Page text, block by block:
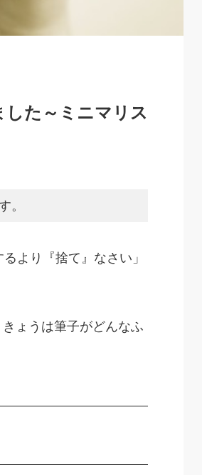
た～ミニマリス
。
より『捨て』なさい」
ょうは筆子がどんなふ